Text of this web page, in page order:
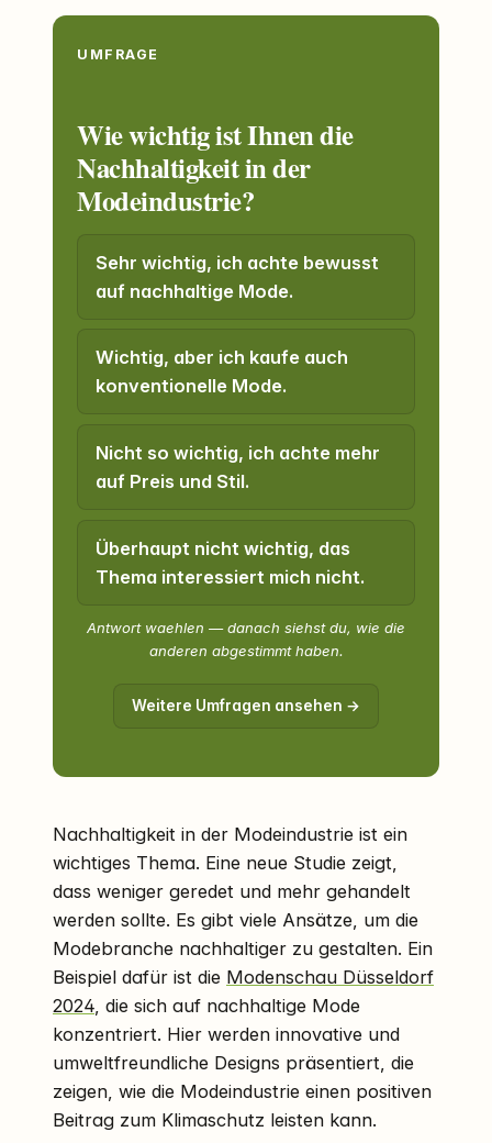
UMFRAGE
Wie wichtig ist Ihnen die
Nachhaltigkeit in der
Modeindustrie?
Sehr wichtig, ich achte bewusst
auf nachhaltige Mode.
Wichtig, aber ich kaufe auch
konventionelle Mode.
Nicht so wichtig, ich achte mehr
auf Preis und Stil.
Überhaupt nicht wichtig, das
Thema interessiert mich nicht.
Antwort waehlen — danach siehst du, wie die
anderen abgestimmt haben.
Weitere Umfragen ansehen →
Nachhaltigkeit in der Modeindustrie ist ein
wichtiges Thema. Eine neue Studie zeigt,
dass weniger geredet und mehr gehandelt
werden sollte. Es gibt viele Ansätze, um die
Modebranche nachhaltiger zu gestalten. Ein
Beispiel dafür ist die Modenschau Düsseldorf
2024 , die sich auf nachhaltige Mode
konzentriert. Hier werden innovative und
umweltfreundliche Designs präsentiert, die
zeigen, wie die Modeindustrie einen positiven
Beitrag zum Klimaschutz leisten kann.